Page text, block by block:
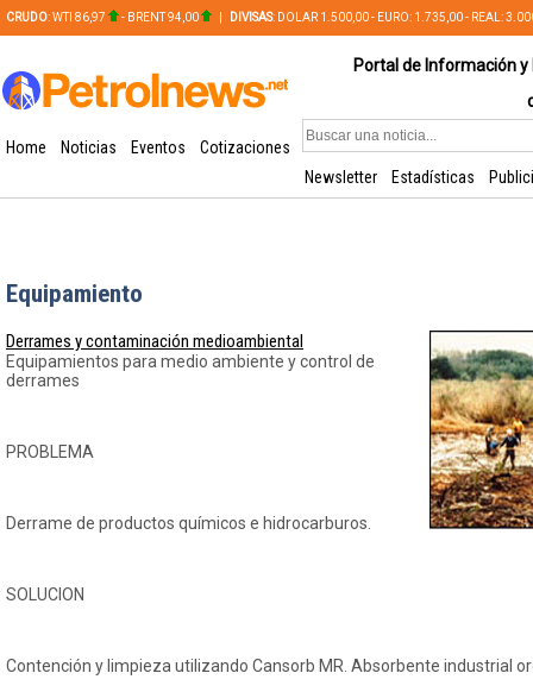
CRUDO: WTI 86,97 - BRENT 94,00 DIVISAS: DOLAR 1.500,00 - EURO: 1.735,00 - REAL:
Portal de Información
Home Noticias Eventos
Cotizaciones
Newsletter
Estadísticas
Equipamiento
Derrames y contaminación medioambiental
Equipamientos para medio ambiente y control de
derrames
PROBLEMA
Derrame de productos químicos e hidrocarburos.
SOLUCION
Contención y limpieza utilizando Cansorb MR. Absorbente industrial